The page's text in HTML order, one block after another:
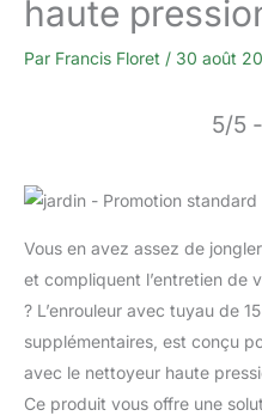
haute
Par Francis Floret / 30 août
5/5
Vous en avez assez de
et compliquent l’entretien de
? L’enrouleur avec tuyau de
supplémentaires, est conçu
avec le nettoyeur haute
Ce produit vous offre une